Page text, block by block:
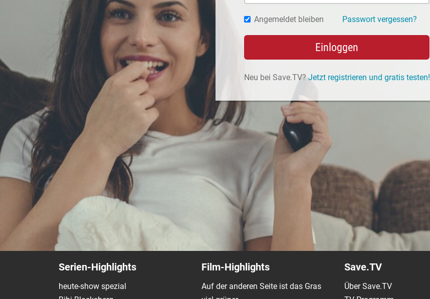
Angemeldet bleiben Passwort vergessen?
Einloggen
Neu bei Save.TV? Jetzt registrieren und gratis testen!
Serien-Highlights
heute-show spezial
Film-Highlights
Auf der anderen Seite ist das Gras
Save.TV
Über Save.TV